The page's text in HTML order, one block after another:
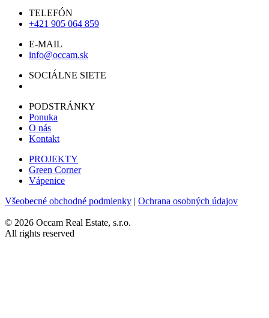
TELEFÓN
+421 905 064 859
E-MAIL
info@occam.sk
SOCIÁLNE SIETE
PODSTRÁNKY
Ponuka
O nás
Kontakt
PROJEKTY
Green Corner
Vápenice
Všeobecné obchodné podmienky | Ochrana osobných údajov
© 2026 Occam Real Estate, s.r.o.
All rights reserved